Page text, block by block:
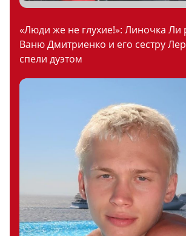
«Люди же не глухие!»: Линочка Ли
Ваню Дмитриенко и его сестру
спели дуэтом